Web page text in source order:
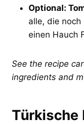
Optional:
alle, die noch
einen Hauch
See the recipe
ingredients and
Türkische